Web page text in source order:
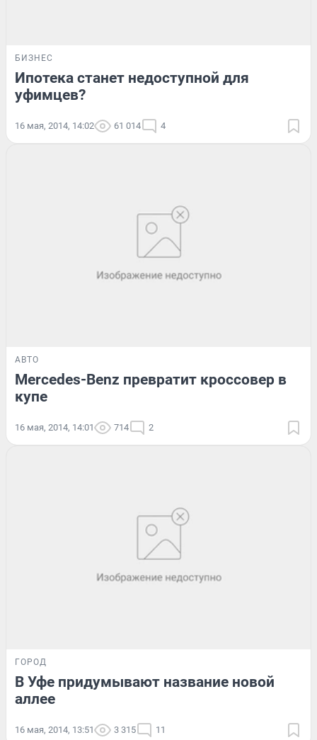
БИЗНЕС
Ипотека станет недоступной для
уфимцев?
16 мая, 2014, 14:02 61 014 4
АВТО
Mercedes-Benz превратит кроссовер в
купе
16 мая, 2014, 14:01 714 2
ГОРОД
В Уфе придумывают название новой
аллее
16 мая, 2014, 13:51 3 315 11